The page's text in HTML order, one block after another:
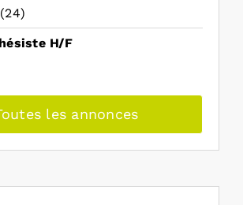
H/F
les annonces